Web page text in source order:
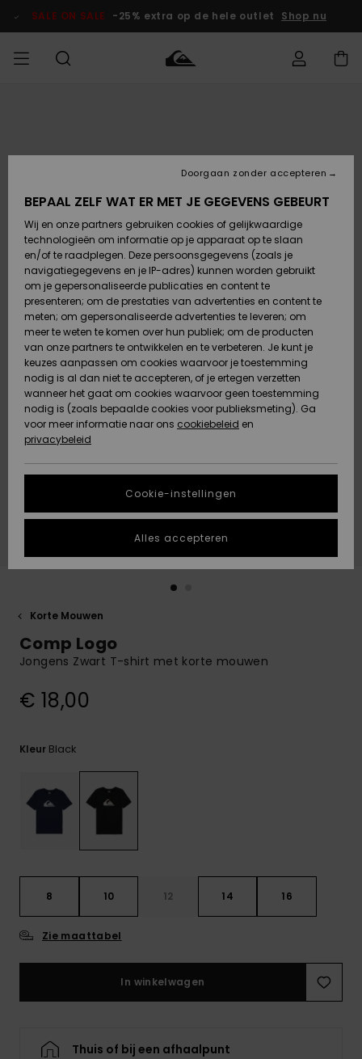
Productinformatie
SALE ON SALE -25% extra op de hele outlet Shop nu
Accessoires
Schoenen &
Slippers
Surf /
Water
Snow
Nieuw
Highlights
JONGENS
Accessoires
Schoenen &
Slippers
Surf /
Water
Sneeuw
Nieuw
Highlights
DAMES
Highlights
Snow
SURF
Surf Shop
Highlights
Community
SNOW
Snow Shop
Dames
Snow Shop
Highlights
Gemeenschap
SALE ON
SALE
Kinderen
VROUW
OUTLET
Regio- En
Taalinstellingen
Retouren
Betaling
Giftcard
Quiksilver
Freedom
Gegevensbescherming
gesprek om het
snelste
vraag te
krijgen.
Gesprek
de meest
DUURZAAMHEID
STORE LOCATOR
VERLANGLIJST
Korte Mouwen
Comp Logo
Jongens Zwart T-shirt met korte mouwen
€ 18,00
Kleur Black
8 10 12 14 16
Zie maattabel
In winkelwagen
Thuis of bij een afhaalpunt
BEPAAL ZELF WAT ER MET JE GEGEVENS GEBEURT
Wij en onze partners gebruiken cookies of gelijkwaardige
technologieën om informatie op je apparaat op te slaan
en/of te raadplegen. Deze persoonsgegevens (zoals je
navigatiegegevens en je IP-adres) kunnen worden gebruikt
om je gepersonaliseerde publicaties en content te
presenteren; om de prestaties van advertenties en content te
meten; om gepersonaliseerde advertenties te leveren; om
meer te weten te komen over hun publiek; om de producten
van onze partners te ontwikkelen en te verbeteren. Je kunt je
keuzes aanpassen om cookies waarvoor je toestemming
nodig is al dan niet te accepteren, of je ertegen verzetten
wanneer het gaat om cookies waarvoor geen toestemming
nodig is (zoals bepaalde cookies voor publieksmeting). Ga
voor meer informatie naar ons cookiebeleid en
privacybeleid
Cookie-instellingen
Doorgaan zonder accepteren
Alles accepteren